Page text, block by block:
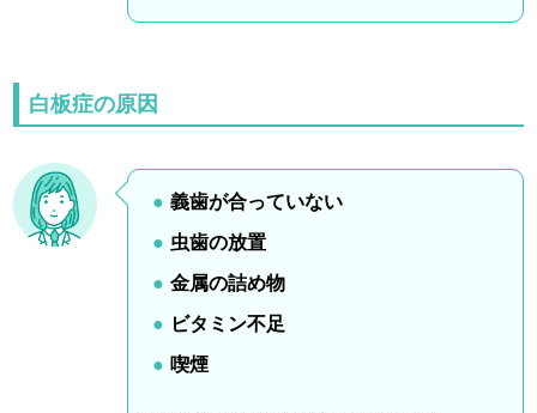
白板症の原因
義歯が合っていない
虫歯の放置
金属の詰め物
ビタミン不足
喫煙